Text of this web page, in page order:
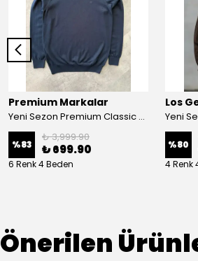
Premium Markalar
Yeni Sezon Premium Classic Balıkçı Yaka Kazak
%83
₺ 3,999.90
₺ 699.90
6 Renk 4 Beden
Los
%80
4 Renk
Önerilen